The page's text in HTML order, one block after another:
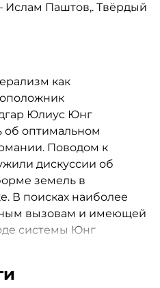
Ислам Паштов,. Твёрдый
как
Юлиус Юнг
об оптимальном
Поводом к
дискуссии об
земель в
В поисках наиболее
вызовам и имеющей
системы Юнг
и